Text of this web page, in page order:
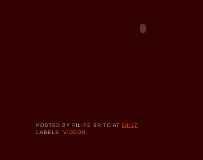
POSTED BY FILIPE BRITO AT00:17
LABELS:VIDEOS